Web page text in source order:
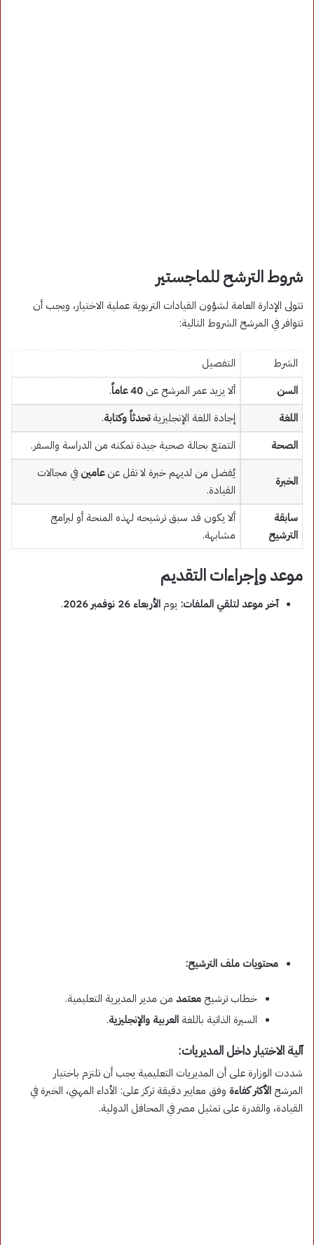
شروط الترشح للماجستير
تتولى الإدارة العامة لشؤون القيادات التربوية عملية الاختيار، ويجب أن
تتوافر في المرشح الشروط التالية:
الشرط
التفصيل
السن
ألا يزيد عمر المرشح عن 40 عاماً
.
اللغة
إجادة اللغة الإنجليزيةتحدثاً وكتابة.
الصحة
التمتع بحالة صحية جيدة تمكنه من الدراسة والسفر.
الخبرة
يُفضل من لديهم خبرة لا تقل عنعامين في مجالات
القيادة.
سابقة
الترشيح
ألا يكون قد سبق ترشيحه لهذه المنحة أو لبرامج
مشابهة.
موعد وإجراءات التقديم
آخر موعد لتلقي الملفات: يوم الأربعاء 26 نوفمبر 2026 .
محتويات ملف الترشيح:
خطاب ترشيح معتمد من مدير المديرية التعليمية.
السيرة الذاتية باللغة العربية والإنجليزية.
آلية الاختيار داخل المديريات:
شددت الوزارة على أن المديريات التعليمية يجب أن تلتزم باختيار
المرشح الأكثر كفاءة وفق معايير دقيقة تركز على: الأداء المهني، الخبرة في
القيادة، والقدرة على تمثيل مصر في المحافل الدولية.